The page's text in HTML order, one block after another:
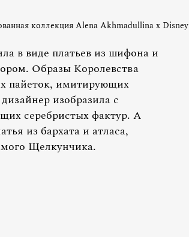
коллекция Alena Akhmadullina x Disney
в виде платьев из шифона и
Образы Королевства
пайеток, имитирующих
изобразила с
серебристых фактур. А
из бархата и атласа,
Щелкунчика.